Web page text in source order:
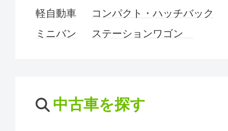
軽自動車
コンパクト・ハッチバック
ミニバン
ステーションワゴン
中古車を探す